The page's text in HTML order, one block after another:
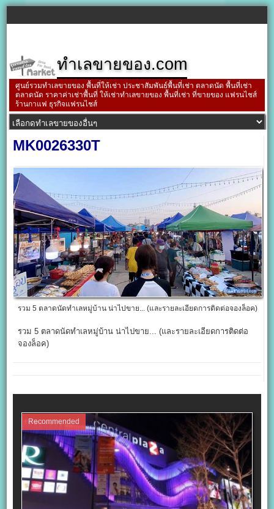
ทำเลขายของ.com
ศูนย์รวมทำเลขายของ พื้นที่ให้เช่า ประชาสัมพันธ์พื้นที่เช่า ตลาดนัด พื้นที่เช่า
ตลาดนัด ราคาค่าเช่าพื้นที่ ให้เช่าทำเลขายของ พื้นที่เช่า ที่ขายของ แฟรนไชส์
ร้านกาแฟ ธุรกิจแฟรนไชส์
MK0026330T
รวม 5 ตลาดนัดทำเลหมู่บ้าน น่าไปขาย... (และรายละเอียดการติดต่อจองล็อค)
รวม 5 ตลาดนัดทำเลหมู่บ้าน น่าไปขาย... (และรายละเอียดการติดต่อ
จองล็อค)
Recommended